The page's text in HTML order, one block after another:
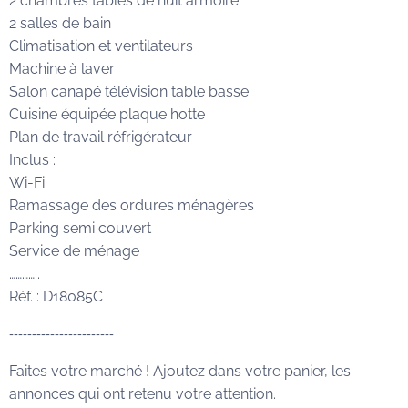
2 salles de bain
Climatisation et ventilateurs
Machine à laver
Salon canapé télévision table basse
Cuisine équipée plaque hotte
Plan de travail réfrigérateur
Inclus :
Wi-Fi
Ramassage des ordures ménagères
Parking semi couvert
Service de ménage
…………..
Réf. : D18085C
-----------------------
Faites votre marché ! Ajoutez dans votre panier, les
annonces qui ont retenu votre attention.